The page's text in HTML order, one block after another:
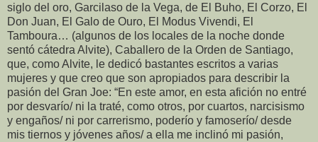
siglo del oro, Garcilaso de la Vega, de El Buho, El Corzo, El
Don Juan, El Galo de Ouro, El Modus Vivendi, El
Tamboura… (algunos de los locales de la noche donde
sentó cátedra Alvite), Caballero de la Orden de Santiago,
que, como Alvite, le dedicó bastantes escritos a varias
mujeres y que creo que son apropiados para describir la
pasión del Gran Joe: “En este amor, en esta afición no entré
por desvarío/ ni la traté, como otros, por cuartos, narcisismo
y engaños/ ni por carrerismo, poderío y famoserío/ desde
mis tiernos y jóvenes años/ a ella me inclinó mi pasión,